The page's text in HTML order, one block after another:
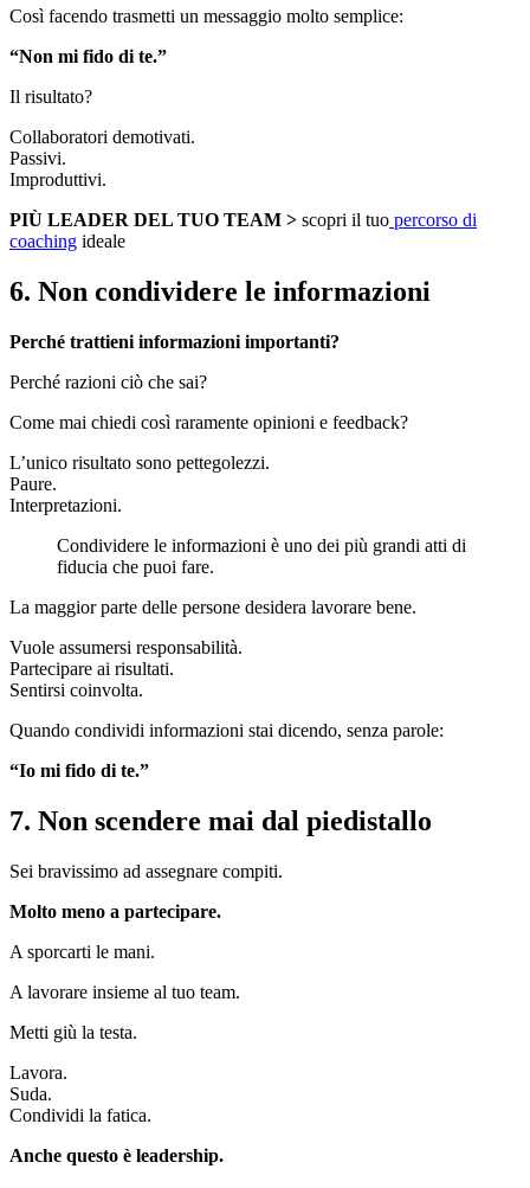
Così facendo trasmetti un messaggio molto semplice:
“Non mi fido di te.”
Il risultato?
Collaboratori demotivati.
Passivi.
Improduttivi.
PIÙ LEADER DEL TUO TEAM > scopri il tuo percorso di
coaching ideale
6. Non condividere le informazioni
Perché trattieni informazioni importanti?
Perché razioni ciò che sai?
Come mai chiedi così raramente opinioni e feedback?
L’unico risultato sono pettegolezzi.
Paure.
Interpretazioni.
Condividere le informazioni è uno dei più grandi atti di
fiducia che puoi fare.
La maggior parte delle persone desidera lavorare bene.
Vuole assumersi responsabilità.
Partecipare ai risultati.
Sentirsi coinvolta.
Quando condividi informazioni stai dicendo, senza parole:
“Io mi fido di te.”
7. Non scendere mai dal piedistallo
Sei bravissimo ad assegnare compiti.
Molto meno a partecipare.
A sporcarti le mani.
A lavorare insieme al tuo team.
Metti giù la testa.
Lavora.
Suda.
Condividi la fatica.
Anche questo è leadership.